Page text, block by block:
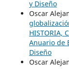
y Diseño
Oscar
HISTORIA,
Anuario de
Diseño
Oscar